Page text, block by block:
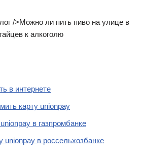
/>Можно ли пить пиво на улице в
к алкоголю
в интернете
карту unionpay
в газпромбанке
unionpay в россельхозбанке